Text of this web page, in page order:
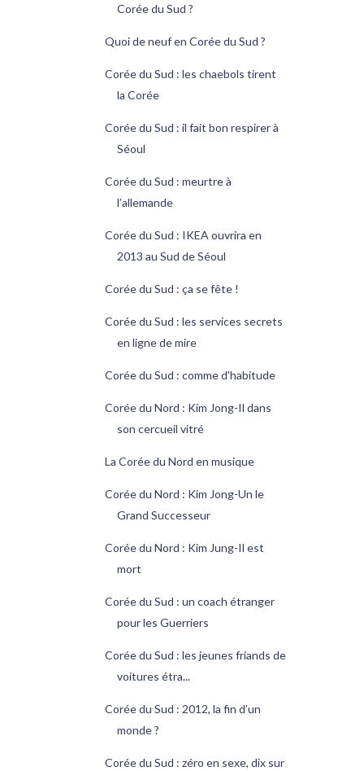
Corée du Sud ?
Quoi de neuf en Corée du Sud ?
Corée du Sud : les chaebols tirent
la Corée
Corée du Sud : il fait bon respirer à
Séoul
Corée du Sud : meurtre à
l’allemande
Corée du Sud : IKEA ouvrira en
2013 au Sud de Séoul
Corée du Sud : ça se fête !
Corée du Sud : les services secrets
en ligne de mire
Corée du Sud : comme d'habitude
Corée du Nord : Kim Jong-Il dans
son cercueil vitré
La Corée du Nord en musique
Corée du Nord : Kim Jong-Un le
Grand Successeur
Corée du Nord : Kim Jung-Il est
mort
Corée du Sud : un coach étranger
pour les Guerriers
Corée du Sud : les jeunes friands de
voitures étra...
Corée du Sud : 2012, la fin d’un
monde ?
Corée du Sud : zéro en sexe, dix sur